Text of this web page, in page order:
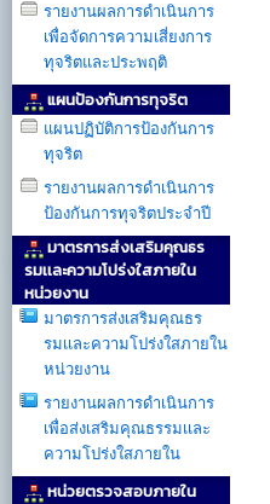
รายงานผลการดำเนินการ
เพื่อจัดการความเสี่ยงการ
ทุจริตและประพฤติ
แผนป้องกันการทุจริต
แผนปฏิบัติการป้องกันการ
ทุจริต
รายงานผลการดำเนินการ
ป้องกันการทุจริตประจำปี
มาตรการส่งเสริมคุณธร
รมเเละความโปร่งใสภายใน
หน่วยงาน
มาตรการส่งเสริมคุณธร
รมเเละความโปร่งใสภายใน
หน่วยงาน
รายงานผลการดำเนินการ
เพื่อส่งเสริมคุณธรรมเเละ
ความโปร่งใสภายใน
หน่วยตรวจสอบภายใน